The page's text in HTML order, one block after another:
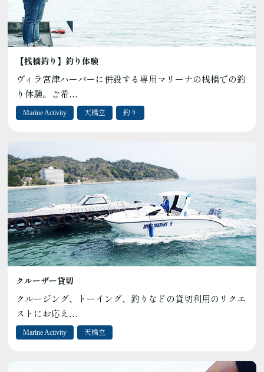
【桟橋釣り】釣り体験
ヴィラ宮津ハーバーに併設する専用マリーナの桟橋での釣
り体験。ご希…
Marine Activity 天橋立 釣り
クルーザー貸切
クルージング、トーイング、釣りなどの貸切利用のリクエ
ストにお応え…
Marine Activity 天橋立